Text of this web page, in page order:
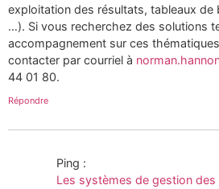
exploitation des résultats, tableaux de
…). Si vous recherchez des solutions
accompagnement sur ces
contacter par courriel à
44 01 80.
Répondre
Ping :
Les systèmes de gestion